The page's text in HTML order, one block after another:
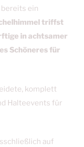
ein
triffst
in achtsamer
Schöneres für
komplett
Halteevents für
auf